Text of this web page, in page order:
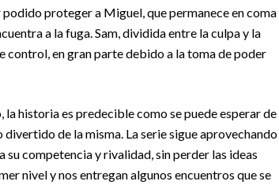
proteger a Miguel, que permanece en coma
a la fuga. Sam, dividida entre la culpa y la
control, en gran parte debido a la toma de poder
la historia es predecible como se puede esperar de
divertido de la misma. La serie sigue aprovechando
competencia y rivalidad, sin perder las ideas
nivel y nos entregan algunos encuentros que se